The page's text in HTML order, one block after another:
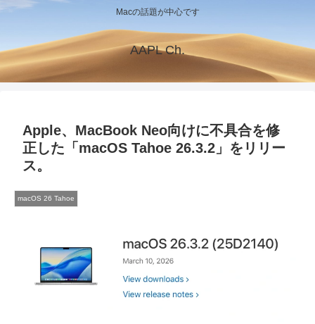
Macの話題が中心です
AAPL Ch.
Apple、MacBook Neo向けに不具合を修
正した「macOS Tahoe 26.3.2」をリリー
ス。
macOS 26 Tahoe